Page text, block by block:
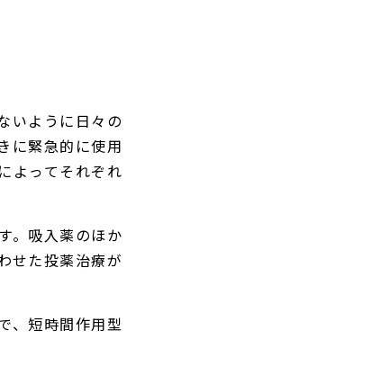
いように日々の
に緊急的に使用
よってそれぞれ
。吸入薬のほか
せた投薬治療が
、短時間作用型